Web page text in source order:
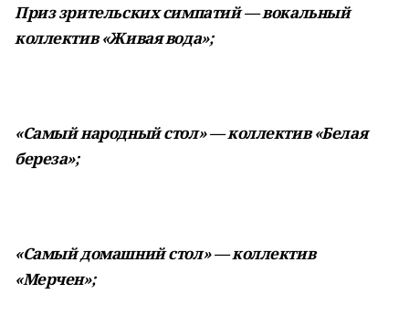
Приз зрительских симпатий — вокальный
коллектив «Живая вода»;
«Самый народный стол» — коллектив «Белая
береза»;
«Самый домашний стол» — коллектив
«Мерчен»;